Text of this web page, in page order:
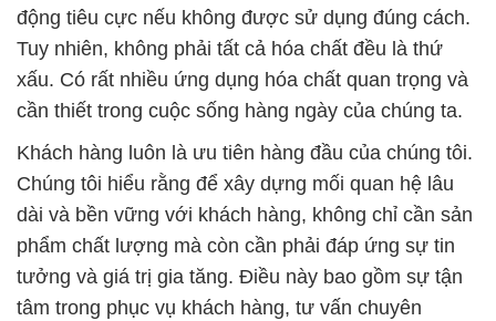
động tiêu cực nếu không được sử dụng đúng cách.
Tuy nhiên, không phải tất cả hóa chất đều là thứ
xấu. Có rất nhiều ứng dụng hóa chất quan trọng và
cần thiết trong cuộc sống hàng ngày của chúng ta.
Khách hàng luôn là ưu tiên hàng đầu của chúng tôi.
Chúng tôi hiểu rằng để xây dựng mối quan hệ lâu
dài và bền vững với khách hàng, không chỉ cần sản
phẩm chất lượng mà còn cần phải đáp ứng sự tin
tưởng và giá trị gia tăng. Điều này bao gồm sự tận
tâm trong phục vụ khách hàng, tư vấn chuyên